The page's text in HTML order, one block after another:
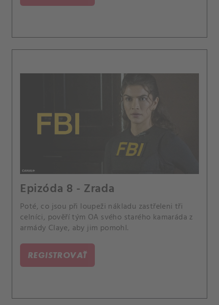
Epizóda 8 - Zrada
Poté, co jsou při loupeži nákladu zastřeleni tři
celníci, pověří tým OA svého starého kamaráda z
armády Claye, aby jim pomohl.
REGISTROVAŤ